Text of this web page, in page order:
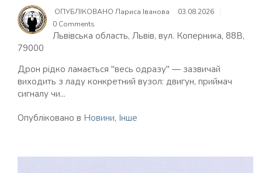
ОПУБЛІКОВАНО Лариса Іванова
03.08.2026
0 Comments
Львівська область, Львів, вул. Коперника, 88В,
79000
Дрон рідко ламається "весь одразу" — зазвичай
виходить з ладу конкретний вузол: двигун, приймач
сигналу чи...
Опубліковано в Новини, Інше